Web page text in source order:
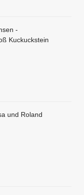
-
Kuckuckstein
und Roland